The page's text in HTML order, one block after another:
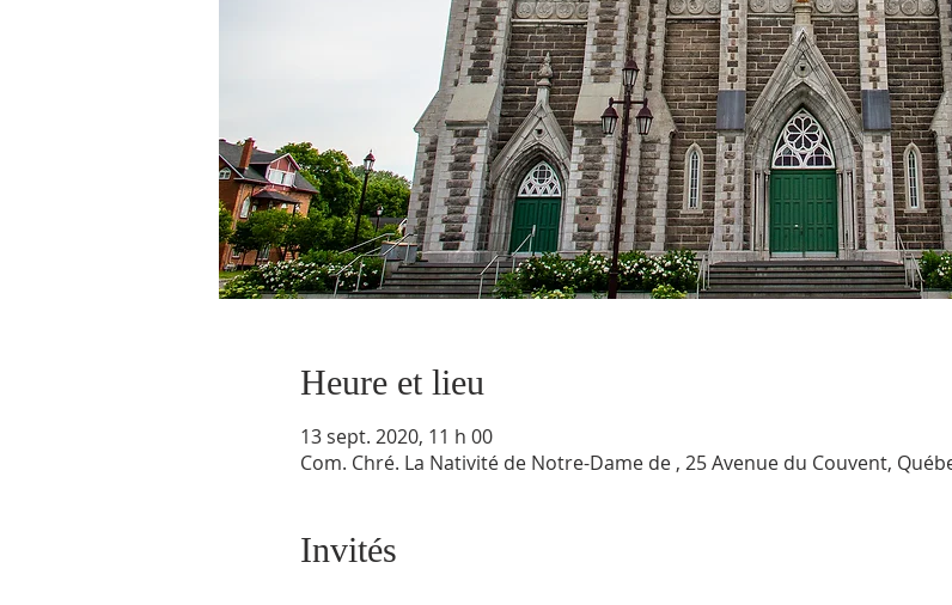
Heure et lieu
13 sept. 2020, 11 h 00
Com. Chré. La Nativité de Notre-Dame de , 25 Avenue du Couvent,
Invités